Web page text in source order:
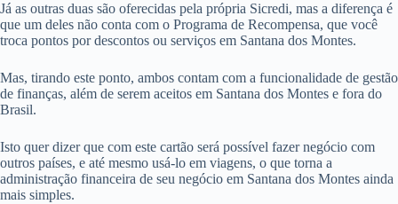
Já as outras duas são oferecidas pela própria Sicredi, mas a diferença é
que um deles não conta com o Programa de Recompensa, que você
troca pontos por descontos ou serviços em Santana dos Montes.
Mas, tirando este ponto, ambos contam com a funcionalidade de gestão
de finanças, além de serem aceitos em Santana dos Montes e fora do
Brasil.
Isto quer dizer que com este cartão será possível fazer negócio com
outros países, e até mesmo usá-lo em viagens, o que torna a
administração financeira de seu negócio em Santana dos Montes ainda
mais simples.